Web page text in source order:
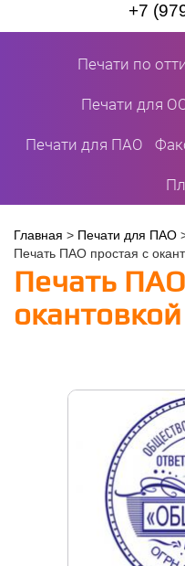
+7
Печати по
Печати для
Печати для ПАО
Вы
здесь
Главная > Печати для ПАО
Печать ПАО простая с
Печать